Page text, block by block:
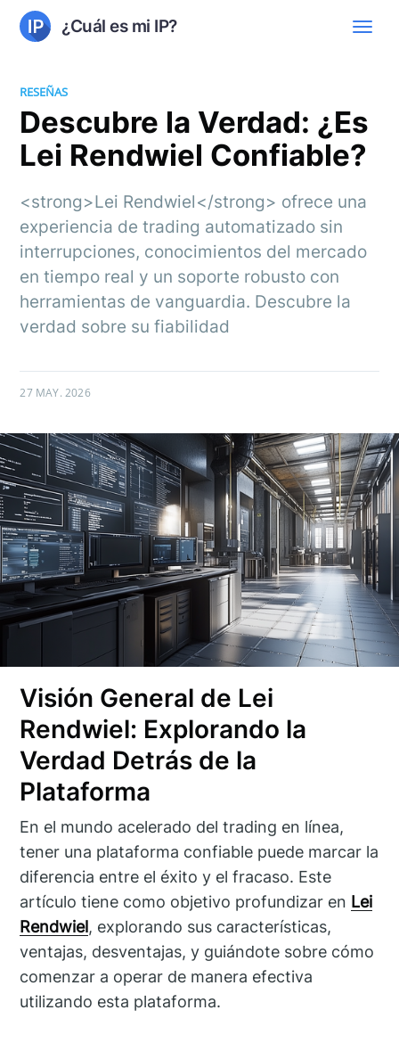
¿Cuál es mi IP?
RESEÑAS
Descubre la Verdad: ¿Es
Lei Rendwiel Confiable?
<strong>Lei Rendwiel</strong> ofrece una
experiencia de trading automatizado sin
interrupciones, conocimientos del mercado
en tiempo real y un soporte robusto con
herramientas de vanguardia. Descubre la
verdad sobre su fiabilidad
27 MAY. 2026
Visión General de Lei
Rendwiel: Explorando la
Verdad Detrás de la
Plataforma
En el mundo acelerado del trading en línea,
tener una plataforma confiable puede marcar la
diferencia entre el éxito y el fracaso. Este
artículo tiene como objetivo profundizar en Lei
Rendwiel, explorando sus características,
ventajas, desventajas, y guiándote sobre cómo
comenzar a operar de manera efectiva
utilizando esta plataforma.